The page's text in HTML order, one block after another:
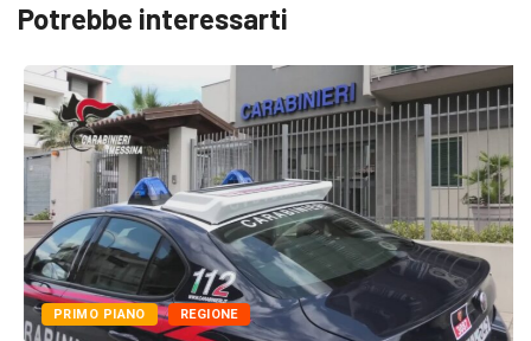
Potrebbe interessarti
PRIMO PIANO REGIONE